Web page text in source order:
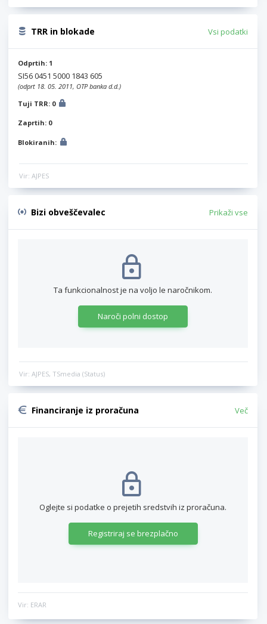
TRR in blokade Vsi podatki
Odprtih: 1
SI56 0451 5000 1843 605
(odprt 18. 05. 2011, OTP banka d.d.)
Tuji TRR: 0
Zaprtih: 0
Blokiranih:
Vir: AJPES
Bizi obveščevalec Prikaži vse
Ta funkcionalnost je na voljo le naročnikom.
Naroči polni dostop
Vir: AJPES, TSmedia (Status)
Financiranje iz proračuna Več
Oglejte si podatke o prejetih sredstvih iz proračuna.
Registriraj se brezplačno
Vir: ERAR